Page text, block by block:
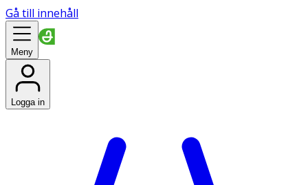
Gå till innehåll
Meny
Logga in